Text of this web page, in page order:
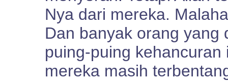
Nya dari mereka.
Dan banyak orang yang
puing-puing
mereka masih